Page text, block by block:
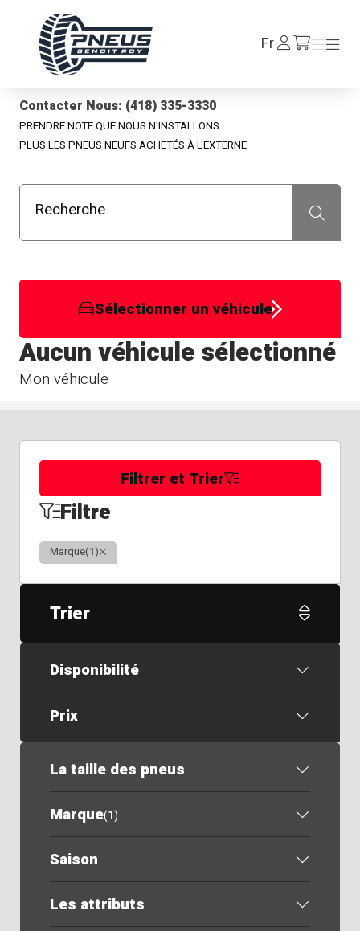
FrSe
connecter/fr/cart
Menu
Menu
Contacter Nous: (418) 335-3330
PRENDRE NOTE QUE NOUS N'INSTALLONS
PLUS LES PNEUS NEUFS ACHETÉS À L'EXTERNE
Recherche Recherche
Sélectionner un véhicule
Mon véhicule
Aucun véhicule sélectionné
Filtrer et Trier
Filtre
Marque(1)Clair
Trier
Disponibilité
Prix
La taille des pneus
Marque(1)
Saison
Les attributs